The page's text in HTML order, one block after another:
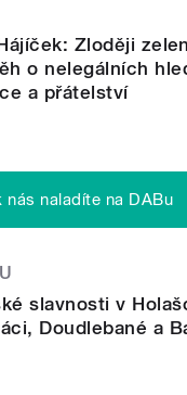
Zloději
o nelegálních
a přátelství
nás naladíte na DABu
slavnosti v
Doudlebané a